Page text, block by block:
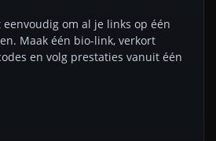
om al je links op één
Maak één bio-link, verkort
en volg prestaties vanuit één